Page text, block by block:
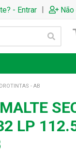
- Entrar |
- AB
LP